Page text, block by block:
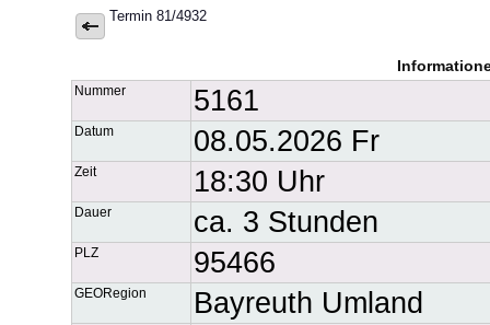
Termin 81/4932
Nummer 5161
Datum 08.05.2026 Fr
Zeit 18:30 Uhr
Dauer ca. 3 Stunden
PLZ 95466
GEORegion Bayreuth Umland